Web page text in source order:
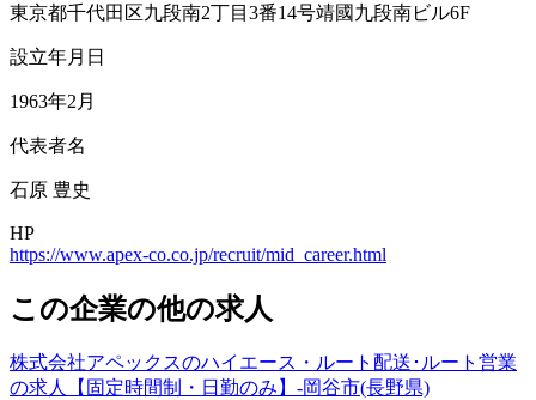
東京都千代田区九段南2丁目3番14号靖國九段南ビル6F
設立年月日
1963年2月
代表者名
石原 豊史
HP
https://www.apex-co.co.jp/recruit/mid_career.html
この企業の他の求人
株式会社アペックスのハイエース・ルート配送･ルート営業
の求人【固定時間制・日勤のみ】-岡谷市(長野県)